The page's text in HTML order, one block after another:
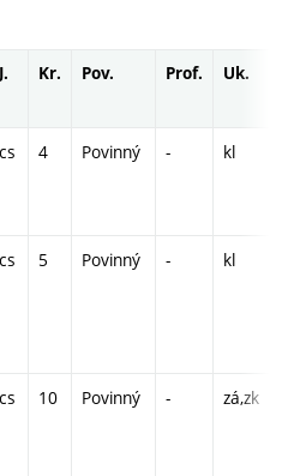
J. Kr. Pov. Prof. Uk.
cs 4 Povinný - kl
cs 5 Povinný - kl
cs 10 Povinný - zá,zk